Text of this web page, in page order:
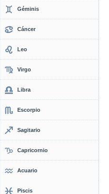
Géminis
Cáncer
Leo
Virgo
Libra
Escorpio
Sagitario
Capricornio
Acuario
Piscis